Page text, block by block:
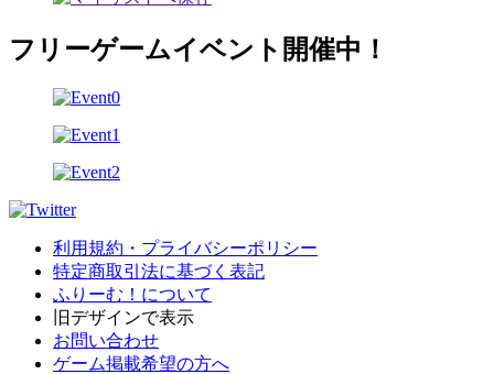
フリーゲームイベント開催中！
利用規約・プライバシーポリシー
特定商取引法に基づく表記
ふりーむ！について
旧デザインで表示
お問い合わせ
ゲーム掲載希望の方へ